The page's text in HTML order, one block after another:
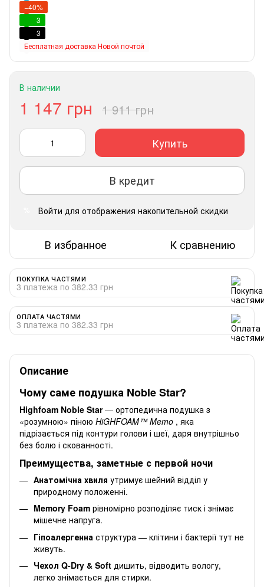
−40%
3
3
Бесплатная доставка Новой почтой
В наличии
1 147 грн 1 911 грн
Купить
В кредит
Войти для отображения накопительной скидки
В избранное К сравнению
ПОКУПКА ЧАСТЯМИ
3 платежа по 382.33 грн
ОПЛАТА ЧАСТЯМИ
3 платежа по 382.33 грн
Описание
Чому саме подушка Noble Star?
Highfoam Noble Star— ортопедична подушка з
«розумною» піною HiGHFOAM™ Memo , яка
підрізається під контури голови і шеї, даря внутрішньо
без болю і скованності.
Преимущества, заметные с первой ночи
Анатомічна хвиля утримує шейний відділ у
природному положенні.
Memory Foam рівномірно розподіляє тиск і знімає
мішечне напруга.
Гіпоалергенна структура — клітини і бактерії тут не
живуть.
Чехол Q-Dry & Soft дишить, відводить вологу,
легко знімається для стирки.